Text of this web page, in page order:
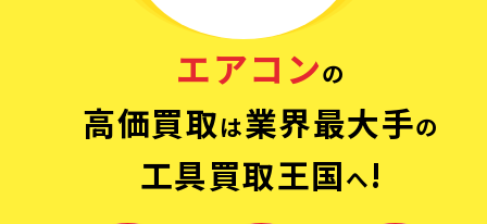
エアコンの
高価買取は業界最大手の
工具買取王国へ!